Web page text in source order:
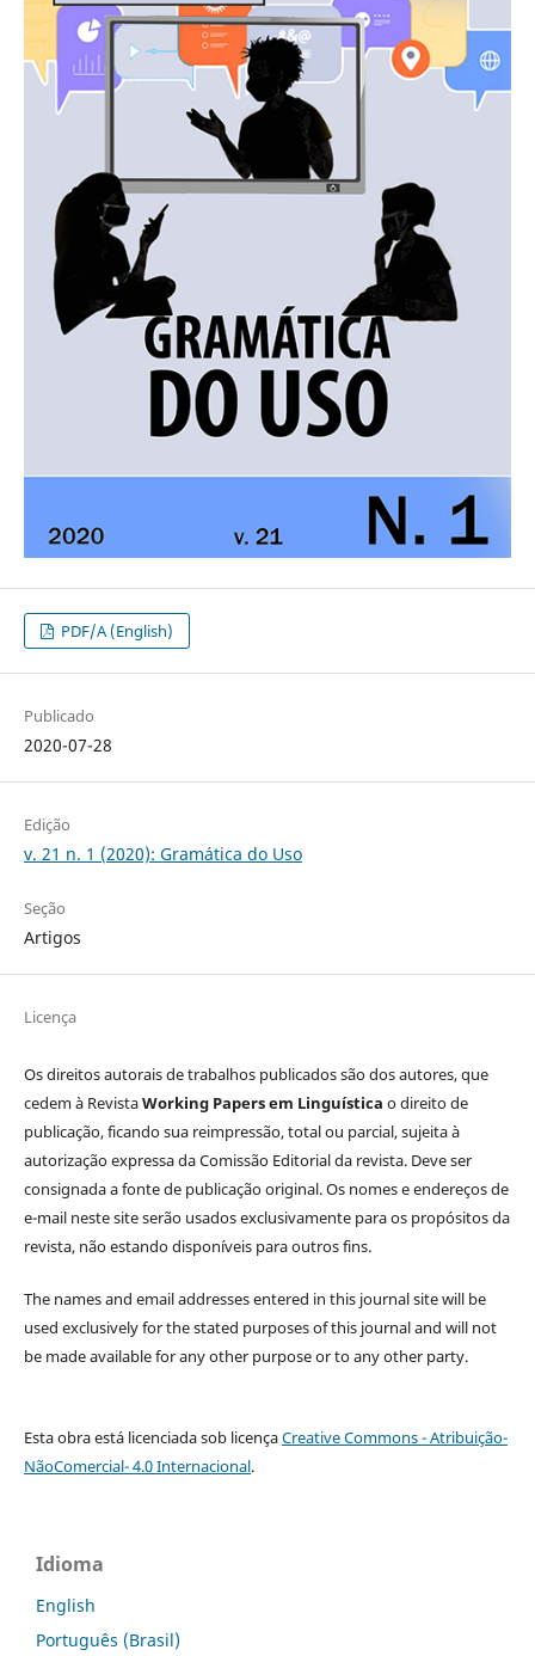
PDF/A (English)
Publicado
2020-07-28
Edição
v. 21 n. 1 (2020): Gramática do Uso
Seção
Artigos
Licença
Os direitos autorais de trabalhos publicados são dos autores, que
cedem à RevistaWorking Papers em Linguística o direito de
publicação, ficando sua reimpressão, total ou parcial, sujeita à
autorização expressa da Comissão Editorial da revista. Deve ser
consignada a fonte de publicação original. Os nomes e endereços de
e-mail neste site serão usados exclusivamente para os propósitos da
revista, não estando disponíveis para outros fins.
The names and email addresses entered in this journal site will be
used exclusively for the stated purposes of this journal and will not
be made available for any other purpose or to any other party.
Esta obra está licenciada sob licençaCreative Commons - Atribuição-
NãoComercial- 4.0 Internacional.
Idioma
English
Português (Brasil)